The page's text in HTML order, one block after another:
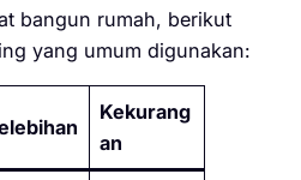
bangun rumah, berikut
yang umum digunakan:
Kekurang
an